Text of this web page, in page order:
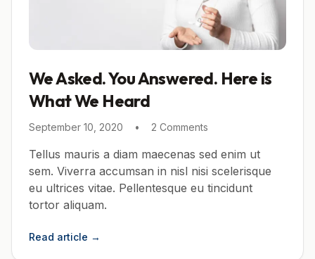
We Asked. You Answered. Here is
What We Heard
September 10, 2020 • 2 Comments
Tellus mauris a diam maecenas sed enim ut
sem. Viverra accumsan in nisl nisi scelerisque
eu ultrices vitae. Pellentesque eu tincidunt
tortor aliquam.
Read article →